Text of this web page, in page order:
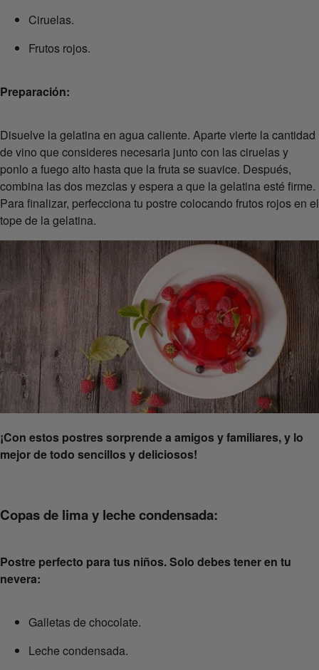
Ciruelas.
Frutos rojos.
Preparación:
Disuelve la gelatina en agua caliente. Aparte vierte la cantidad
de vino que consideres necesaria junto con las ciruelas y
ponlo a fuego alto hasta que la fruta se suavice. Después,
combina las dos mezclas y espera a que la gelatina esté firme.
Para finalizar, perfecciona tu postre colocando frutos rojos en el
tope de la gelatina.
¡Con estos postres sorprende a amigos y familiares, y lo
mejor de todo sencillos y deliciosos!
Copas de lima y leche condensada:
Postre perfecto para tus niños. Solo debes tener en tu
nevera:
Galletas de chocolate.
Leche condensada.